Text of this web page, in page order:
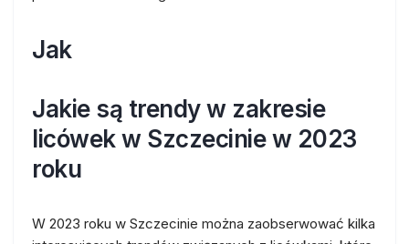
Jak
Jakie są trendy w zakresie
licówek w Szczecinie w 2023
roku
W 2023 roku w Szczecinie można zaobserwować kilka